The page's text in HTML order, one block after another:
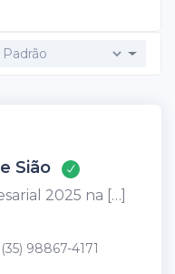
Sião
2025 na […]
(35) 98867-4171